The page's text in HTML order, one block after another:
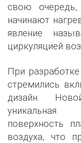
свою очередь,
начинают
явление
циркуляцией
При
стремились
дизайн.
уникальная
поверхность
воздуха, что